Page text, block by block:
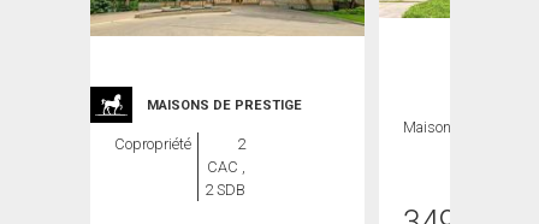
MAISONS DE PRESTIGE
Copropriété
2
CAC ,
2 SDB
Maison